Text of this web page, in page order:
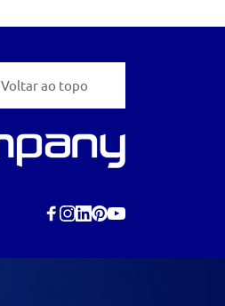
Voltar ao topo